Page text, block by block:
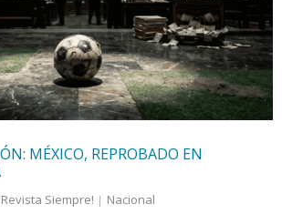
MÉXICO, REPROBADO EN
Revista Siempre!
Nacional